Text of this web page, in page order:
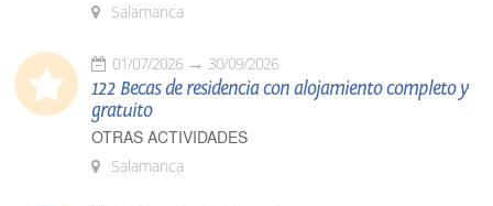
Salamanca
01/07/2026 30/09/2026
122 Becas de residencia con alojamiento completo y
gratuito
OTRAS ACTIVIDADES
Salamanca